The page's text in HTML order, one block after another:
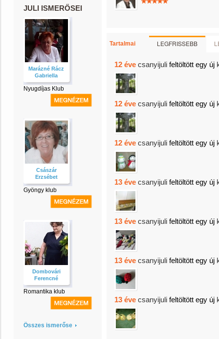
JULI ISMERŐSEI
Marázné Rácz
Gabriella
Nyugdíjas Klub
Császár
Erzsébet
Gyöngy klub
Dombovári
Ferencné
Romantika klub
Összes ismerőse
Tartalmai LEGFRISSEBB
12 éve csanyijuli feltöltött egy új
12 éve csanyijuli feltöltött egy új
12 éve csanyijuli feltöltött egy új
13 éve csanyijuli feltöltött egy új
13 éve csanyijuli feltöltött egy új
13 éve csanyijuli feltöltött egy új
13 éve csanyijuli feltöltött egy új